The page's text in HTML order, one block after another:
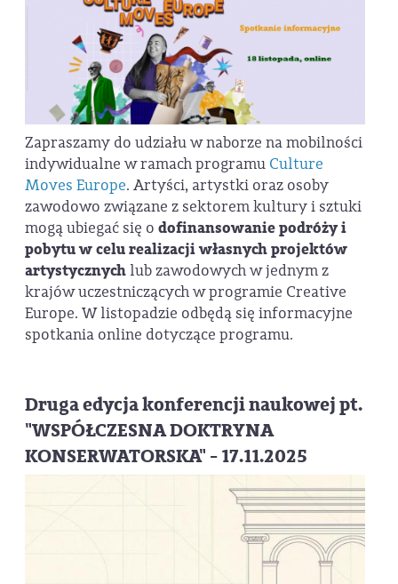
Zapraszamy do udziału w naborze na mobilności
indywidualne w ramach programu Culture
Moves Europe. Artyści, artystki oraz osoby
zawodowo związane z sektorem kultury i sztuki
mogą ubiegać się o dofinansowanie podróży i
pobytu w celu realizacji własnych projektów
artystycznych lub zawodowych w jednym z
krajów uczestniczących w programie Creative
Europe. W listopadzie odbędą się informacyjne
spotkania online dotyczące programu.
Druga edycja konferencji naukowej pt.
"WSPÓŁCZESNA DOKTRYNA
KONSERWATORSKA" - 17.11.2025